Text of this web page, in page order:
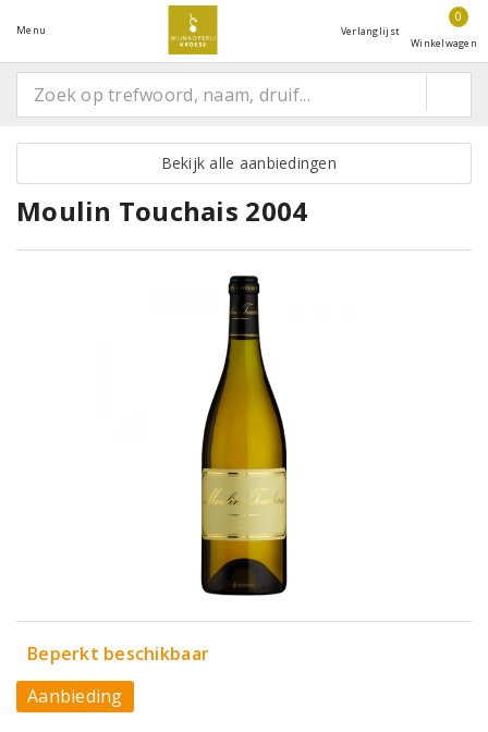
Menu Verlanglijst
0
Winkelwagen
Bekijk alle aanbiedingen
Moulin Touchais 2004
Beperkt beschikbaar
Aanbieding